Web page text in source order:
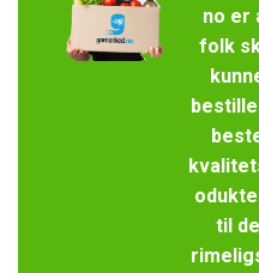
no er
folk
til de